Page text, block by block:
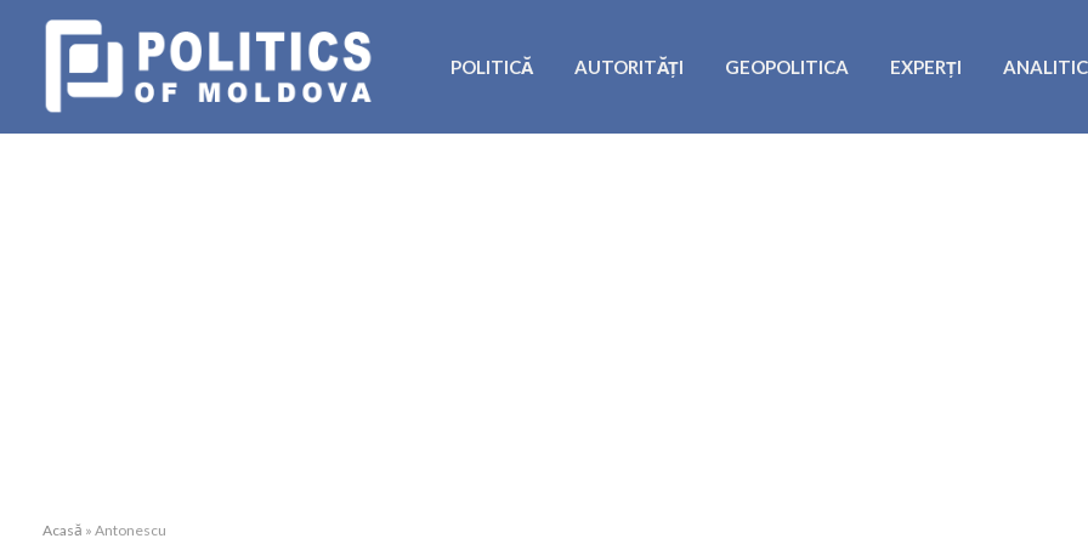
POLITICĂ AUTORITĂȚI GEOPOLITICA EXPERȚI
Acasă » Antonescu